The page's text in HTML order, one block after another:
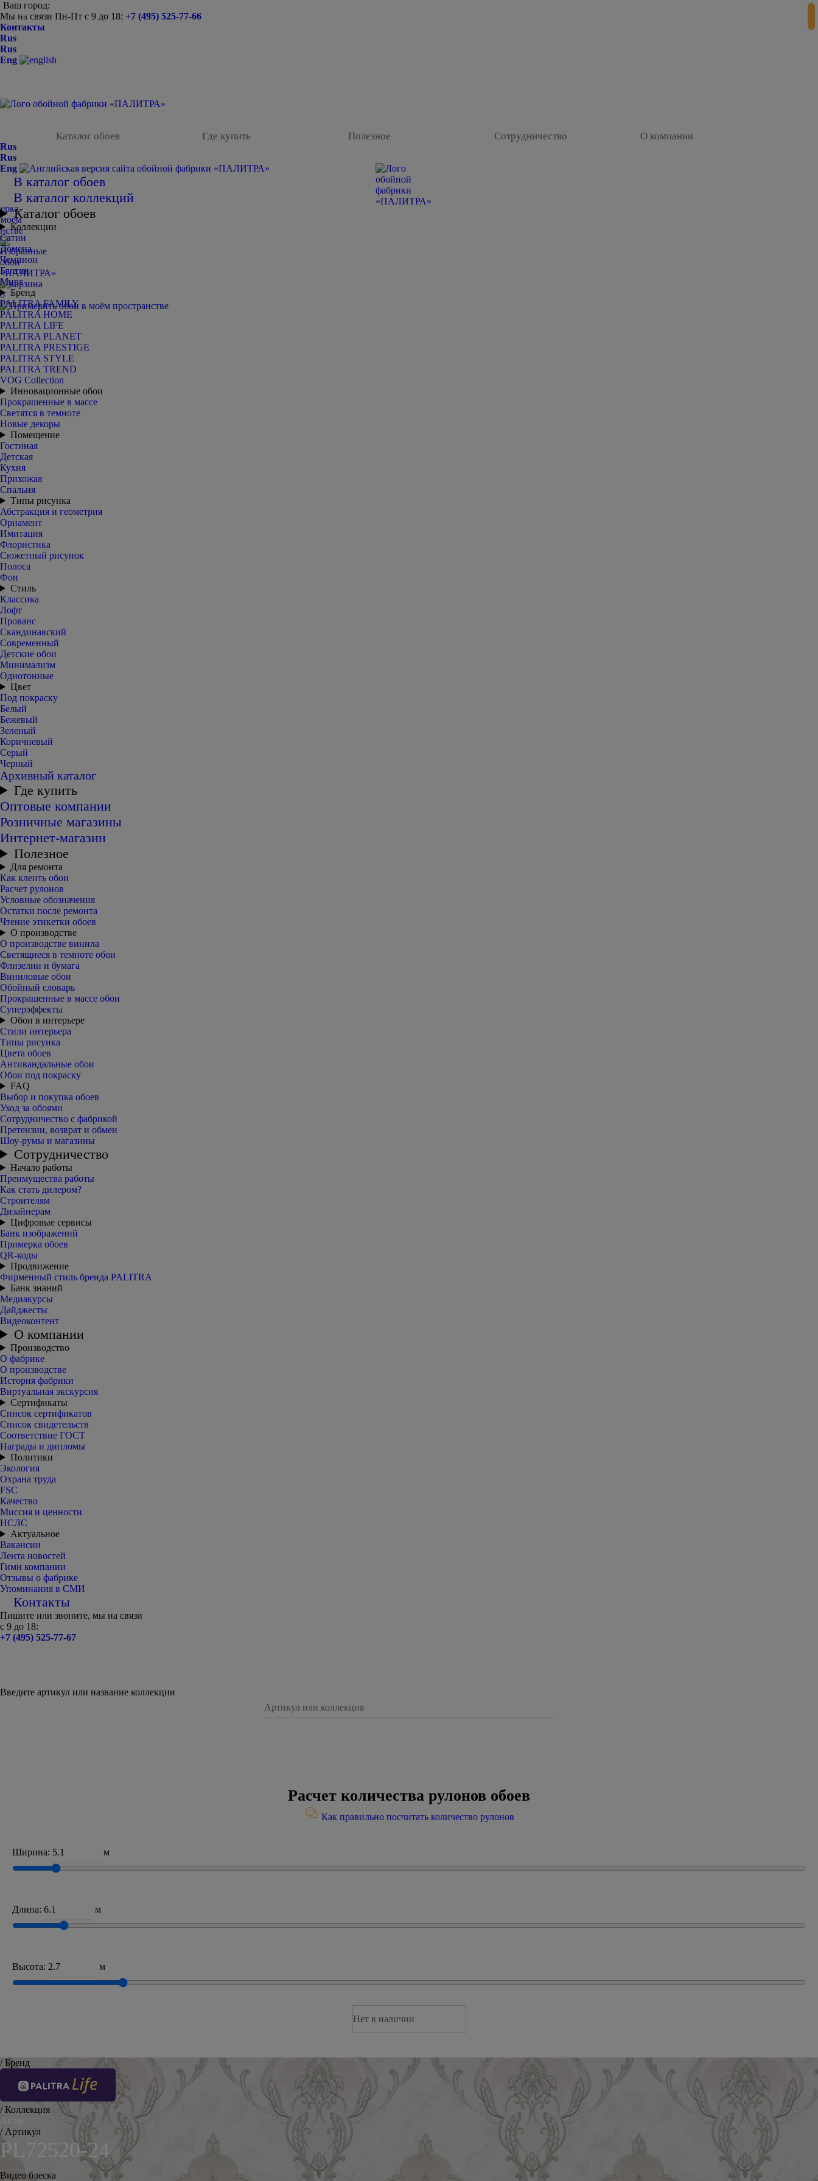
Ваш город:
Мы на связи Пн-Пт с 9 до 18: +7 (495) 525-77-66
Контакты
Rus
Rus
Eng
Каталог обоев Где купить Полезное Сотрудничество О компании
0
Rus
Rus
Eng
В каталог обоев
В каталог коллекций
Каталог обоев
Коллекции
Сатин
Домена
Чемпион
Балтик
Мирт
Бренд
PALITRA FAMILY
PALITRA HOME
PALITRA LIFE
PALITRA PLANET
PALITRA PRESTIGE
PALITRA STYLE
PALITRA TREND
VOG Collection
Инновационные обои
Прокрашенные в массе
Светятся в темноте
Новые декоры
Помещение
Гостиная
Детская
Кухня
Прихожая
Спальня
Типы рисунка
Абстракция и геометрия
Орнамент
Имитация
Флористика
Сюжетный рисунок
Полоса
Фон
Стиль
Классика
Лофт
Прованс
Скандинавский
Современный
Детские обои
Минимализм
Однотонные
Цвет
Под покраску
Белый
Бежевый
Зеленый
Коричневый
Серый
Черный
Архивный каталог
Где купить
Оптовые компании
Розничные магазины
Интернет-магазин
Полезное
Для ремонта
Как клеить обои
Расчет рулонов
Условные обозначения
Остатки после ремонта
Чтение этикетки обоев
О производстве
О производстве винила
Светящиеся в темноте обои
Флизелин и бумага
Виниловые обои
Обойный словарь
Прокрашенные в массе обои
Суперэффекты
Обои в интерьере
Стили интерьера
Типы рисунка
Цвета обоев
Антивандальные обои
Обои под покраску
FAQ
Выбор и покупка обоев
Уход за обоями
Сотрудничество с фабрикой
Претензии, возврат и обмен
Шоу-румы и магазины
Сотрудничество
Начало работы
Преимущества работы
Как стать дилером?
Строителям
Дизайнерам
Цифровые сервисы
Банк изображений
Примерка обоев
QR-коды
Продвижение
Фирменный стиль бренда PALITRA
Банк знаний
Медиакурсы
Дайджесты
Видеоконтент
О компании
Производство
О фабрике
О производстве
История фабрики
Виртуальная экскурсия
Сертификаты
Список сертификатов
Список свидетельств
Соответствие ГОСТ
Награды и дипломы
Политики
Экология
Охрана труда
FSC
Качество
Миссия и ценности
НСЛС
Актуальное
Вакансии
Лента новостей
Гимн компании
Отзывы о фабрике
Упоминания в СМИ
Контакты
Пишите или звоните, мы на связи
с 9 до 18:
+7 (495) 525-77-67
Введите артикул или название коллекции
Расчет количества рулонов обоев
Как правильно посчитать количество рулонов
Ширина: м
Длина: м
Высота: м
Нет в наличии
/ Бренд
/ Коллекция
/ Артикул
PL72520-24
Видео блеска
-